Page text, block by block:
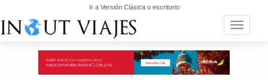
Ir a Versión Clásica o escritorio
Toggle